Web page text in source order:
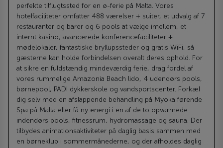
perfekte tilflugtssted for en ø-ferie på Malta. Vores
hotelfaciliteter omfatter 488 værelser + suiter, et udvalg af 7
restauranter og barer og 6 pools at vælge imellem, et
internt kasino, avancerede konferencefaciliteter +
mødelokaler, fantastiske bryllupssteder og gratis WiFi, så
gæsterne kan holde forbindelsen overalt deres ophold. For
at sikre en fuldstændig mindeværdig ferie, drag fordel af
vores rummelige Amazonia Beach lido, 4 udendørs pools,
børnepool, PADI dykkerskole og vandsportscenter. Forkæl
dig selv med en afslappende behandling på Myoka førende
Spa på Malta eller få ny energi i en af de to opvarmede
indendørs pools, fitnessrum, hydromassage og sauna. Der
tilbydes animationsaktiviteter på daglig basis sammen med
en børneklub i sommermånederne, og der afholdes daglig